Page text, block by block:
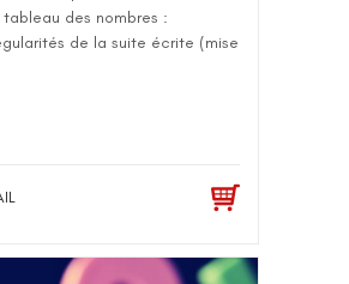
des nombres :
de la suite écrite (mise